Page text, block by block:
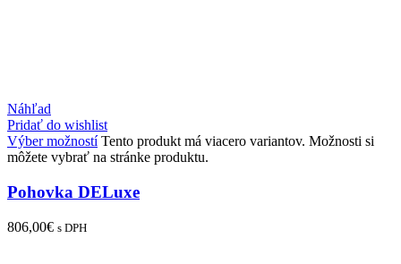
Náhľad
Pridať do wishlist
Výber možnostíTento produkt má viacero variantov. Možnosti si
môžete vybrať na stránke produktu.
Pohovka DELuxe
806,00€ s DPH